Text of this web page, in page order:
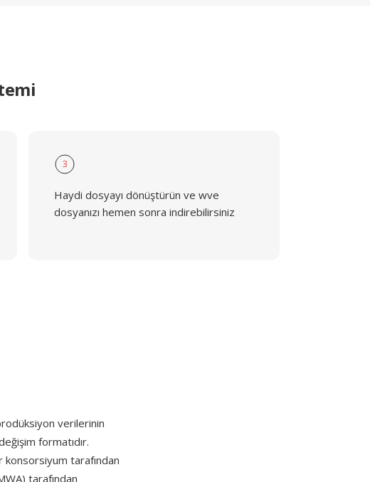
3
Haydi dosyayı dönüştürün ve wve
dosyanızı hemen sonra indirebilirsiniz
verilerinin
formatıdır.
tarafından
tarafından